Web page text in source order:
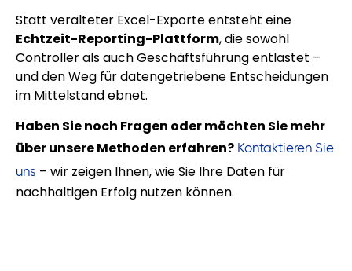
Statt veralteter Excel-Exporte entsteht eine
Echtzeit-Reporting-Plattform, die sowohl
Controller als auch Geschäftsführung entlastet –
und den Weg für datengetriebene Entscheidungen
im Mittelstand ebnet.
Haben Sie noch Fragen oder möchten Sie mehr
über unsere Methoden erfahren? Kontaktieren Sie
uns – wir zeigen Ihnen, wie Sie Ihre Daten für
nachhaltigen Erfolg nutzen können.